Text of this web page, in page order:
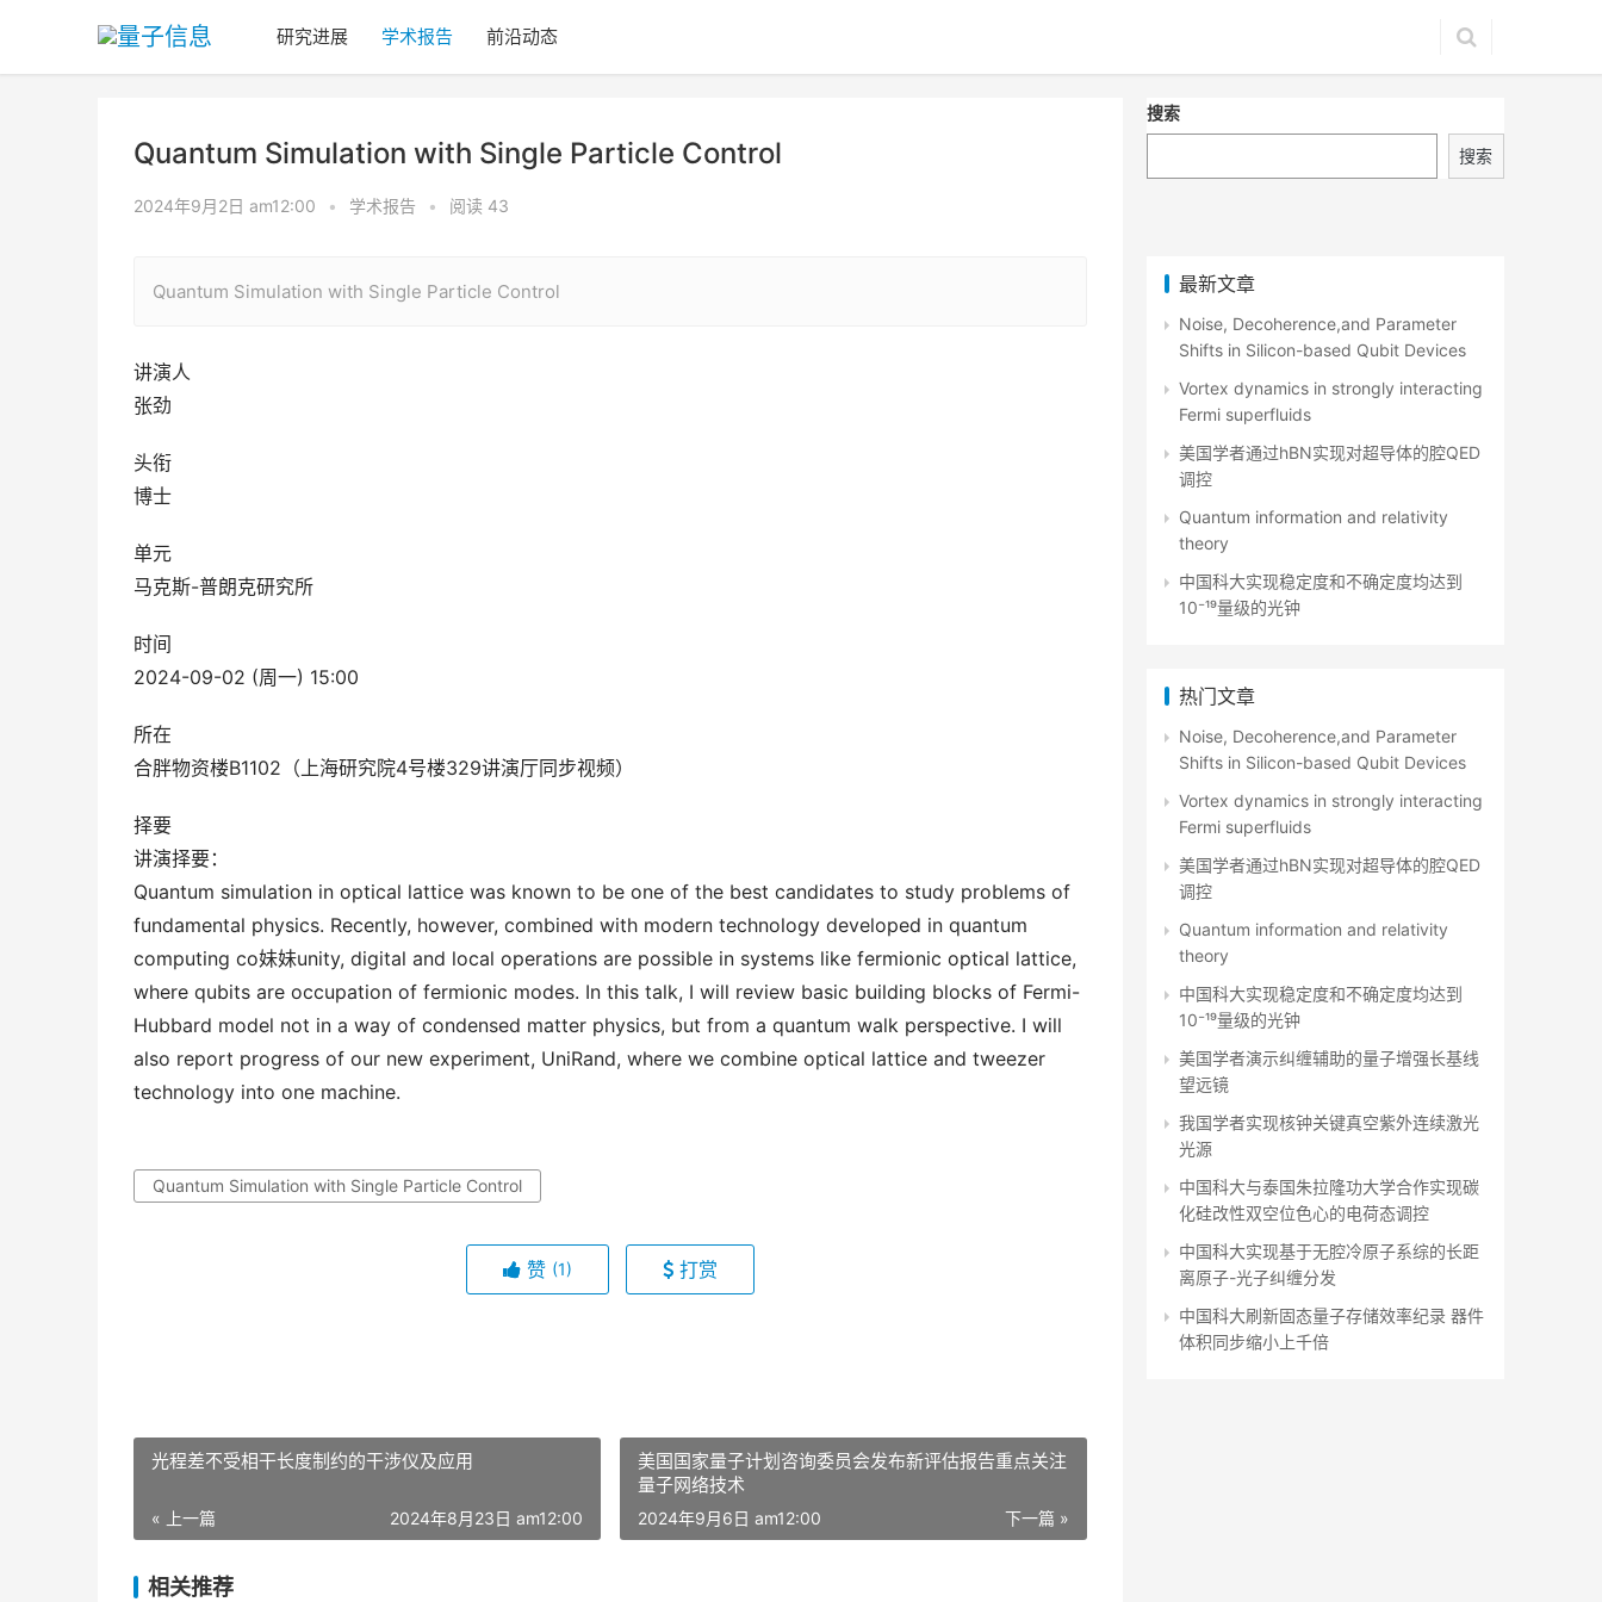
研究进展 学术报告 前沿动态
Quantum Simulation with Single Particle Control
2024年9月2日 am12:00 • 学术报告 • 阅读 43
Quantum Simulation with Single Particle Control
讲演人
张劲
头衔
博士
单元
马克斯-普朗克研究所
时间
2024-09-02 (周一) 15:00
所在
合胖物资楼B1102（上海研究院4号楼329讲演厅同步视频）
择要
讲演择要：
Quantum simulation in optical lattice was known to be one of the best candidates to study problems of
fundamental physics. Recently, however, combined with modern technology developed in quantum
computing co妹妹unity, digital and local operations are possible in systems like fermionic optical lattice,
where qubits are occupation of fermionic modes. In this talk, I will review basic building blocks of Fermi-
Hubbard model not in a way of condensed matter physics, but from a quantum walk perspective. I will
also report progress of our new experiment, UniRand, where we combine optical lattice and tweezer
technology into one machine.
Quantum Simulation with Single Particle Control
赞 (1) 打赏
光程差不受相干长度制约的干涉仪及应用
« 上一篇 2024年8月23日 am12:00
美国国家量子计划咨询委员会发布新评估报告重点关注
量子网络技术
下一篇 »
2024年9月6日 am12:00
相关推荐
搜索
搜索
最新文章
Noise, Decoherence,and Parameter
Shifts in Silicon-based Qubit Devices
Vortex dynamics in strongly interacting
Fermi superfluids
美国学者通过hBN实现对超导体的腔QED
调控
Quantum information and relativity
theory
中国科大实现稳定度和不确定度均达到
10⁻¹⁹量级的光钟
热门文章
Noise, Decoherence,and Parameter
Shifts in Silicon-based Qubit Devices
Vortex dynamics in strongly interacting
Fermi superfluids
美国学者通过hBN实现对超导体的腔QED
调控
Quantum information and relativity
theory
中国科大实现稳定度和不确定度均达到
10⁻¹⁹量级的光钟
美国学者演示纠缠辅助的量子增强长基线
望远镜
我国学者实现核钟关键真空紫外连续激光
光源
中国科大与泰国朱拉隆功大学合作实现碳
化硅改性双空位色心的电荷态调控
中国科大实现基于无腔冷原子系综的长距
离原子-光子纠缠分发
中国科大刷新固态量子存储效率纪录 器件
体积同步缩小上千倍